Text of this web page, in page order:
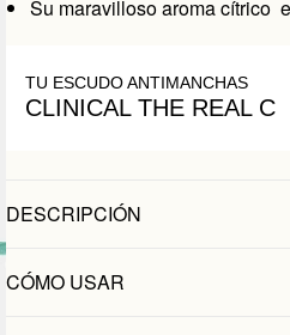
Su maravilloso aroma cítrico
TU ESCUDO ANTIMANCHAS
CLINICAL THE REAL C
DESCRIPCIÓN
CÓMO USAR